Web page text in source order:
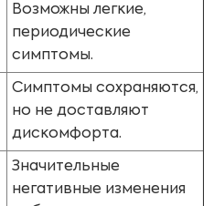
Возможны легкие,
периодические
симптомы.
Симптомы сохраняются,
но не доставляют
дискомфорта.
Значительные
негативные изменения